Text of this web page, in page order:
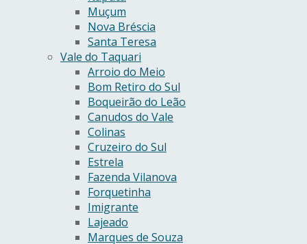
Muçum
Nova Bréscia
Santa Teresa
Vale do Taquari
Arroio do Meio
Bom Retiro do Sul
Boqueirão do Leão
Canudos do Vale
Colinas
Cruzeiro do Sul
Estrela
Fazenda Vilanova
Forquetinha
Imigrante
Lajeado
Marques de Souza